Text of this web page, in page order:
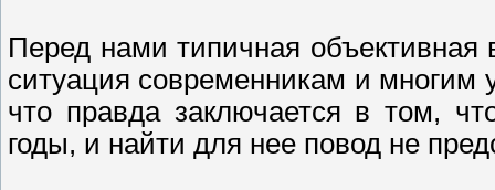
Перед нами типичная объективная
ситуация современникам и
что правда заключается в том,
годы, и найти для нее повод не